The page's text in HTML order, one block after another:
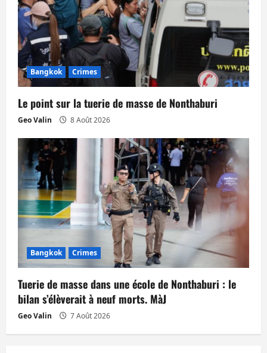
Bangkok Crimes
Le point sur la tuerie de masse de Nonthaburi
Geo Valin 8 Août 2026
Bangkok Crimes
Tuerie de masse dans une école de Nonthaburi : le
bilan s’élèverait à neuf morts. MàJ
Geo Valin 7 Août 2026